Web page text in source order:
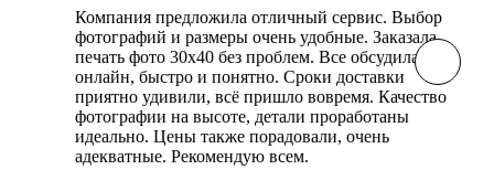
Компания предложила отличный сервис. Выбор
фотографий и размеры очень удобные. Заказала
печать фото 30х40 без проблем. Все обсудила
онлайн, быстро и понятно. Сроки доставки
приятно удивили, всё пришло вовремя. Качество
фотографии на высоте, детали проработаны
идеально. Цены также порадовали, очень
адекватные. Рекомендую всем.